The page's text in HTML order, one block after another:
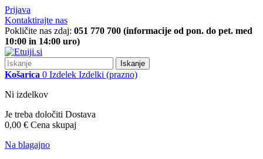
Prijava
Kontaktirajte nas
Pokličite nas zdaj: 051 770 700 (informacije od pon. do pet. med
10:00 in 14:00 uro)
Iskanje
Košarica 0 Izdelek Izdelki (prazno)
Ni izdelkov
Je treba določiti Dostava
0,00 € Cena skupaj
Na blagajno